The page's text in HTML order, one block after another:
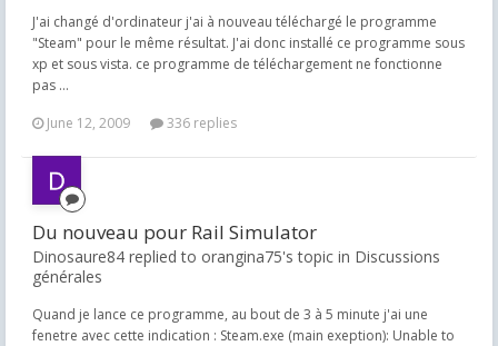
J'ai changé d'ordinateur j'ai à nouveau téléchargé le programme
"Steam" pour le même résultat. J'ai donc installé ce programme sous
xp et sous vista. ce programme de téléchargement ne fonctionne
pas ...
June 12, 2009
336 replies
Du nouveau pour Rail Simulator
Dinosaure84 replied to orangina75's topic in Discussions
générales
Quand je lance ce programme, au bout de 3 à 5 minute j'ai une
fenetre avec cette indication : Steam.exe (main exeption): Unable to